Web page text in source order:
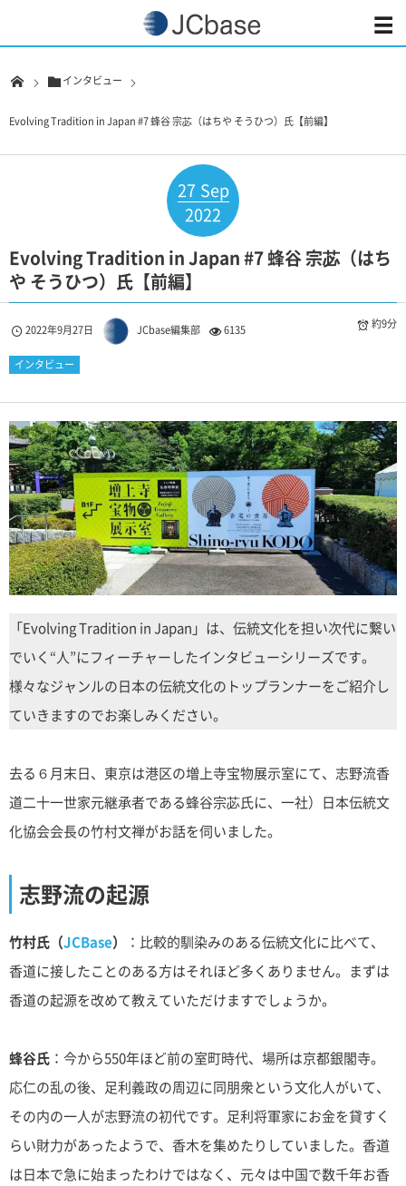
インタビュー
Evolving Tradition in Japan #7 蜂谷 宗苾（はちや そうひつ）氏【前編】
27 Sep
2022
Evolving Tradition in Japan #7 蜂谷 宗苾（はち
や そうひつ）氏【前編】
2022年9月27日 JCbase編集部 6135 約9分
インタビュー
「Evolving Tradition in Japan」は、伝統文化を担い次代に繋い
でいく“人”にフィーチャーしたインタビューシリーズです。
様々なジャンルの日本の伝統文化のトップランナーをご紹介し
ていきますのでお楽しみください。
去る６月末日、東京は港区の増上寺宝物展示室にて、志野流香
道二十一世家元継承者である蜂谷宗苾氏に、一社）日本伝統文
化協会会長の竹村文禅がお話を伺いました。
志野流の起源
竹村氏（JCBase）
：比較的馴染みのある伝統文化に比べて、
香道に接したことのある方はそれほど多くありません。まずは
香道の起源を改めて教えていただけますでしょうか。
蜂谷氏 ：今から550年ほど前の室町時代、場所は京都銀閣寺。
応仁の乱の後、足利義政の周辺に同朋衆という文化人がいて、
その内の一人が志野流の初代です。足利将軍家にお金を貸すく
らい財力があったようで、香木を集めたりしていました。香道
は日本で急に始まったわけではなく、元々は中国で数千年お香